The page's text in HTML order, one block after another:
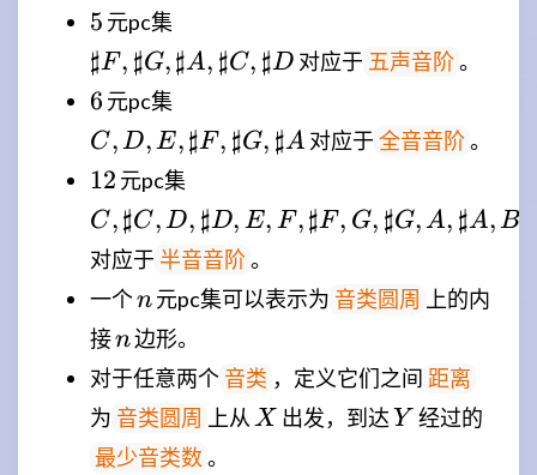
5
5 元pc集
{\sharp
F,\sharp
A,\sharp
C,\sharp
D \\}
♯F, ♯G,♯A, ♯C, ♯D 对应于 五声音阶 。
6
6 元pc集
{C,D,E,\sharp
F,\sharp
G,\sharp
A\\}
C,D, E,♯F, ♯G, ♯A 对应于 全音音阶 。
12
12 元pc集
C,D,\sharp
D,E,F,\sharp
F,G,\sharp
G,A,\sharp
C,♯C, D, ♯D, E, F,♯F, G, ♯G,A, ♯A, B
对应于 半音音阶。
一个n
n元pc集可以表示为 音类圆周
上的内
接n
n边形。
对于任意两个 音类 ，定义它们之间 距离
为 音类圆周 上从 X
X 出发，到达Y
Y 经过的
最少音类数 。